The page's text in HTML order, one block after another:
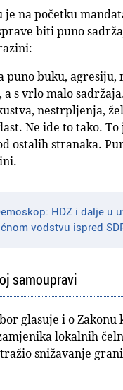
je na početku
biti puno
puno buku, agresiju,
s vrlo malo
nestrpljenja,
Ne ide to tako. To
ostalih stranaka.
HDZ i dalje u
vodstvu ispred
samoupravi
glasuje i o Zakonu
lokalnih
snižavanje